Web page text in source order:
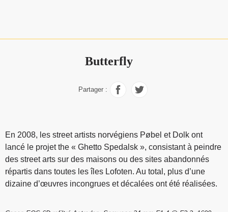
Butterfly
Partager :
En 2008, les street artists norvégiens Pøbel et Dolk ont
lancé le projet the « Ghetto Spedalsk », consistant à peindre
des street arts sur des maisons ou des sites abandonnés
répartis dans toutes les îles Lofoten. Au total, plus d’une
dizaine d’œuvres incongrues et décalées ont été réalisées.